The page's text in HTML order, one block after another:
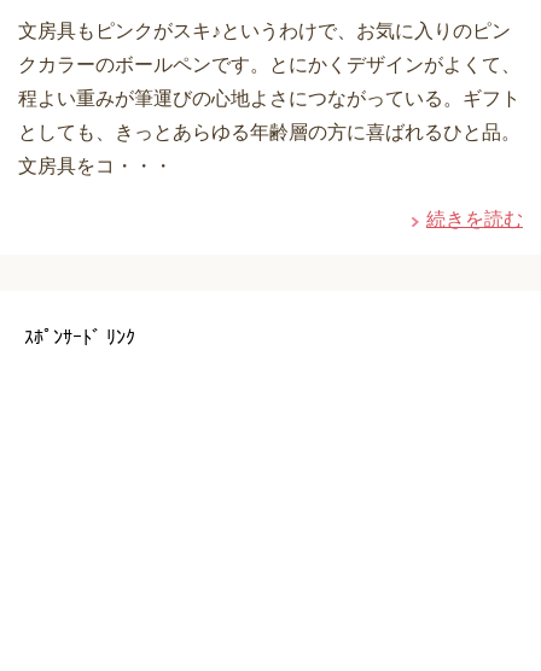
文房具もピンクがスキ♪というわけで、お気に入りのピン
クカラーのボールペンです。とにかくデザインがよくて、
程よい重みが筆運びの心地よさにつながっている。ギフト
としても、きっとあらゆる年齢層の方に喜ばれるひと品。
文房具をコ・・・
続きを読む
ｽﾎﾟﾝｻｰﾄﾞ ﾘﾝｸ